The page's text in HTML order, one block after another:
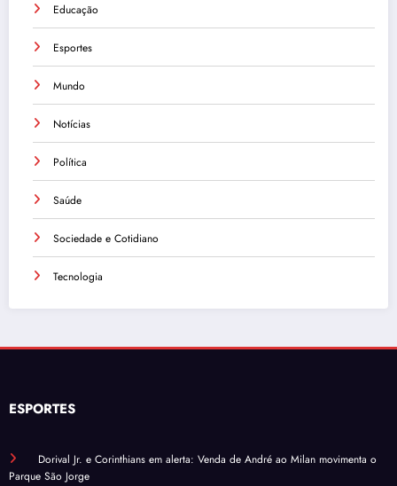
Educação
Esportes
Mundo
Notícias
Política
Saúde
Sociedade e Cotidiano
Tecnologia
ESPORTES
Dorival Jr. e Corinthians em alerta: Venda de André ao Milan movimenta o
Parque São Jorge